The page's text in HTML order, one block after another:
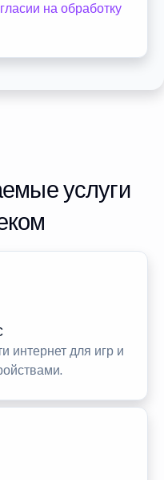
на обработку
услуги
интернет для игр и